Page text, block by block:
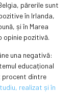
părerile sunt
în Irlanda,
și în Marea
opinie pozitivă.
una negativă:
educațional
procent dintre
realizat și în